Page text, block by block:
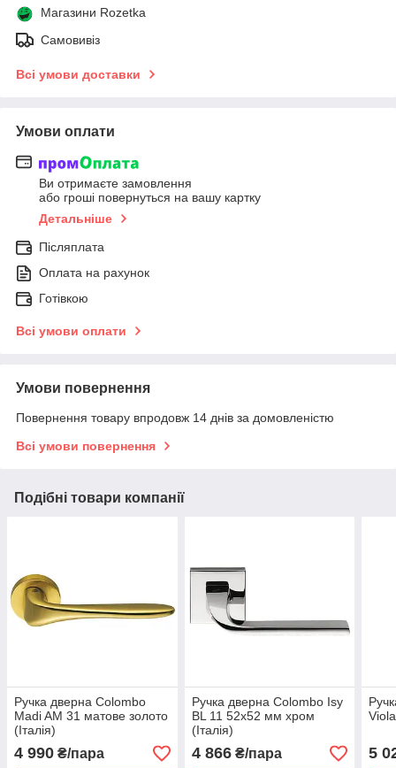
Магазини Rozetka
Самовивіз
Всі умови доставки
Умови оплати
Ви отримаєте замовлення
або гроші повернуться на вашу картку
Детальніше
Післяплата
Оплата на рахунок
Готівкою
Всі умови оплати
Умови повернення
Повернення товару впродовж 14 днів за домовленістю
Всі умови повернення
Подібні товари компанії
Ручка дверна Colombo
Madi AM 31 матове золото
(Італія)
4 990 ₴/пара
Ручка дверна Colombo Isy
BL 11 52x52 мм хром
(Італія)
4 866₴/пара 5